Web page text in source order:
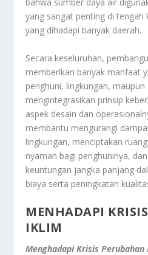
yang sangat penting di tengah
yang dihadapi banyak daerah.
Secara keseluruhan,
memberikan banyak manfaat
penghuni, lingkungan,
mengintegrasikan prinsip
aspek desain dan
membantu mengurangi
lingkungan, menciptakan
nyaman bagi penghuninya,
keuntungan jangka panjang
biaya serta peningkatan
MENHADAPI
IKLIM
Menghadapi Krisis Perubahan